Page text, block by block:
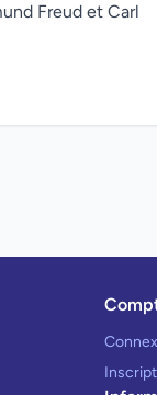
Freud et Carl